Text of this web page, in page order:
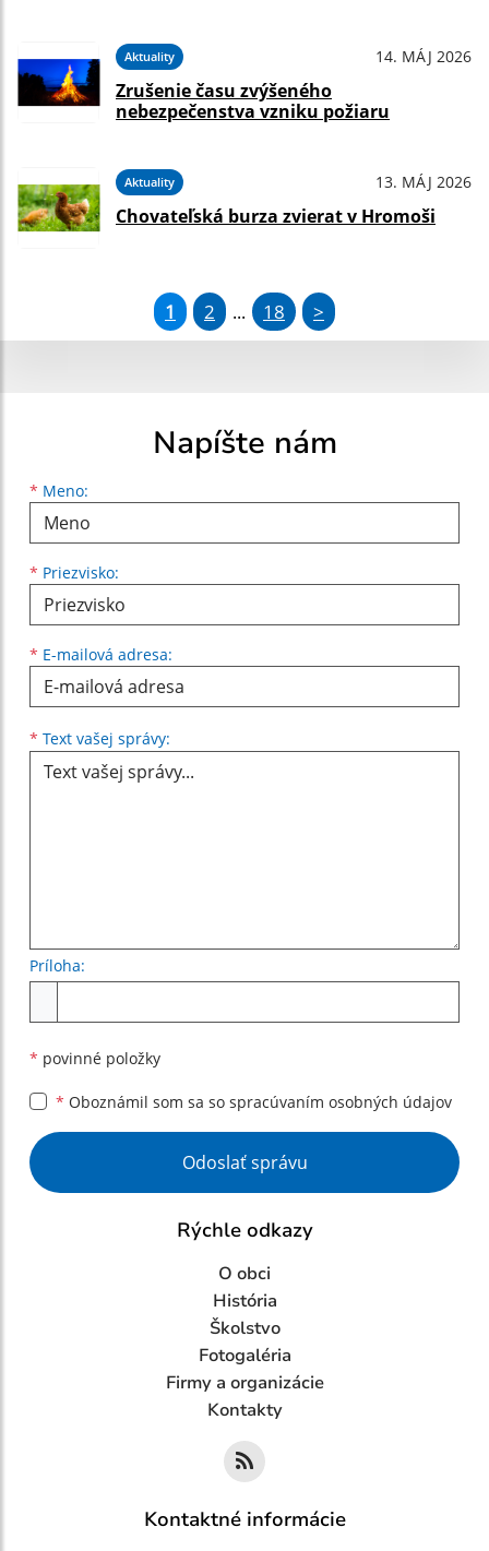
Aktuality 14. MÁJ 2026
Zrušenie času zvýšeného
nebezpečenstva vzniku požiaru
Aktuality 13. MÁJ 2026
Chovateľská burza zvierat v Hromoši
1 2 ... 18 >
Napíšte nám
* Meno:
Meno
* Priezvisko:
Priezvisko
* E-mailová adresa:
E-mailová adresa
* Text vašej správy:
Príloha:
* povinné položky
* Oboznámil som sa so spracúvaním osobných údajov
Google reCaptcha Response
Odoslať správu
Rýchle odkazy
O obci
História
Školstvo
Fotogaléria
Firmy a organizácie
Kontakty
Kontaktné informácie